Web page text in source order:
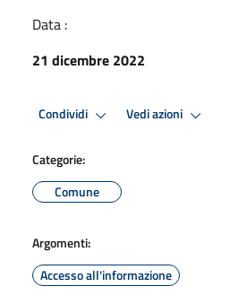
Data :
21 dicembre 2022
Condividi Vedi azioni
Categorie:
Comune
Argomenti:
Accesso all'informazione